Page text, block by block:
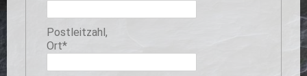
Pflichtfeld
Postleitzahl,
Ort*